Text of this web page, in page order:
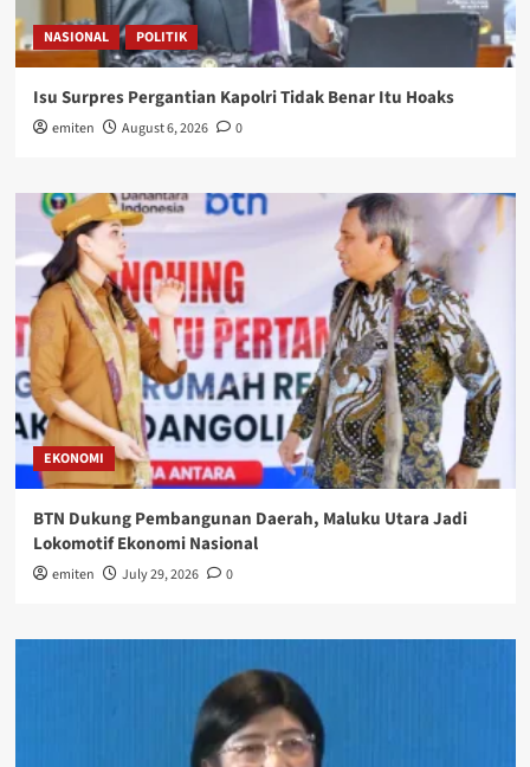
NASIONAL POLITIK
Isu Surpres Pergantian Kapolri Tidak Benar Itu Hoaks
emiten August 6, 2026 0
EKONOMI
BTN Dukung Pembangunan Daerah, Maluku Utara Jadi
Lokomotif Ekonomi Nasional
emiten July 29, 2026 0